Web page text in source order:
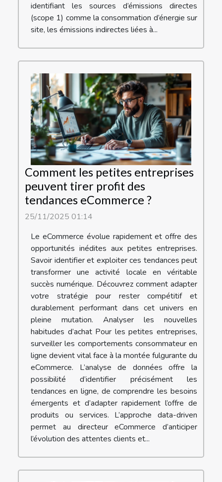
identifiant les sources d’émissions directes
(scope 1) comme la consommation d’énergie sur
site, les émissions indirectes liées à...
Comment les petites entreprises
peuvent tirer profit des
tendances eCommerce ?
25/11/2025 01:14
Le eCommerce évolue rapidement et offre des
opportunités inédites aux petites entreprises.
Savoir identifier et exploiter ces tendances peut
transformer une activité locale en véritable
succès numérique. Découvrez comment adapter
votre stratégie pour rester compétitif et
durablement performant dans cet univers en
pleine mutation. Analyser les nouvelles
habitudes d’achat Pour les petites entreprises,
surveiller les comportements consommateur en
ligne devient vital face à la montée fulgurante du
eCommerce. L’analyse de données offre la
possibilité d’identifier précisément les
tendances en ligne, de comprendre les besoins
émergents et d’adapter rapidement l’offre de
produits ou services. L’approche data-driven
permet au directeur eCommerce d’anticiper
l’évolution des attentes clients et...